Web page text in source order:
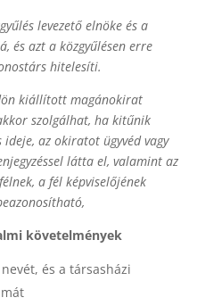
levezető elnöke és a
és azt a közgyűlésen erre
hitelesíti.
kiállított magánokirat
szolgálhat, ha kitűnik
ideje, az okiratot ügyvéd vagy
látta el, valamint az
a fél képviselőjének
követelmények
és a társasházi